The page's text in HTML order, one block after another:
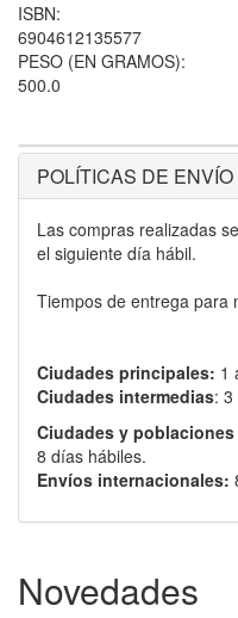
ISBN:
6904612135577
PESO (EN GRAMOS):
500.0
POLÍTICAS DE ENVÍO
Las compras realizadas
el siguiente día hábil.
Tiempos de entrega para
Ciudades principales: 1
Ciudades intermedias:
Ciudades y
8 días hábiles.
Envíos internacionales:
Novedades